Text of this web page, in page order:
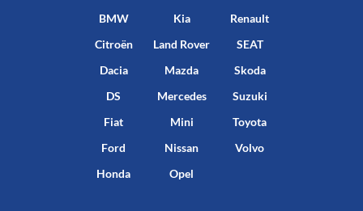
BMW
Citroën
Dacia
DS
Fiat
Ford
Honda
Kia
Land Rover
Mazda
Mercedes
Mini
Nissan
Opel
Renault
SEAT
Skoda
Suzuki
Toyota
Volvo